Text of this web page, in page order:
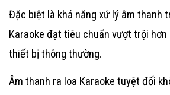
Đặc biệt là khả năng xử lý âm thanh
Karaoke đạt tiêu chuẩn vượt trội hơn
thiết bị thông thường.
Âm thanh ra loa Karaoke tuyệt đối